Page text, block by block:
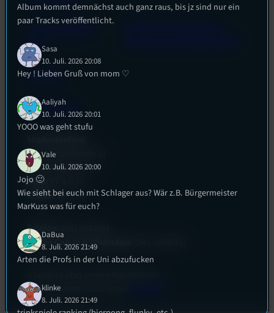
(EU)
Empfang
EPK & Presse
Universitätsstraße 31
93053 Regensburg
Büro:
Studio:SH 1.39
Telefon:
Studio Call-In & WhatsApp:
und Kontaktformular unter
Album kommt demnächst auch ganz raus, bis jz sind nur ein
paar Tracks veröffentlicht.
Sasa
10. Juli. 2026 20:08
Hey ! Lieben Gruß von mom ♡
Aaliyah
10. Juli. 2026 20:01
YOOO was geht stufu
Vale
10. Juli. 2026 20:00
Jojo 🙂
Wie sieht bei euch mit Schlager aus? Wär z.B. Bürgermeister
MarKuss was für euch?
DaBua
8. Juli. 2026 21:49
Arten die Profs in der Uni abzufucken
klinke
8. Juli. 2026 21:49